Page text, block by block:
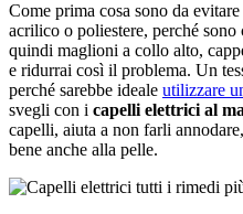
Come prima cosa sono da
acrilico o poliestere, perché
quindi maglioni a collo alto,
e ridurrai così il problema. Un
perché sarebbe ideale utilizzare
svegli con i capelli elettrici al
capelli, aiuta a non farli
bene anche alla pelle.